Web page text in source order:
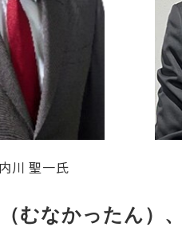
川 聖一氏
むなかったん）